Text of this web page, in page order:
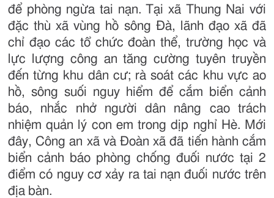
để phòng ngừa tai nạn. Tại xã Thung Nai với
đặc thù xã vùng hồ sông Đà, lãnh đạo xã đã
chỉ đạo các tổ chức đoàn thể, trường học và
lực lượng công an tăng cường tuyên truyền
đến từng khu dân cư; rà soát các khu vực ao
hồ, sông suối nguy hiểm để cắm biển cảnh
báo, nhắc nhở người dân nâng cao trách
nhiệm quản lý con em trong dịp nghỉ Hè. Mới
đây, Công an xã và Đoàn xã đã tiến hành cắm
biển cảnh báo phòng chống đuối nước tại 2
điểm có nguy cơ xảy ra tai nạn đuối nước trên
địa bàn.